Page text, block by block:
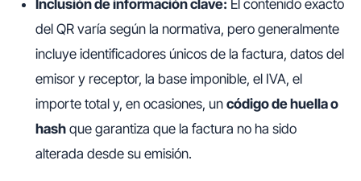
Inclusión de información clave: El contenido exacto
del QR varía según la normativa, pero generalmente
incluye identificadores únicos de la factura, datos del
emisor y receptor, la base imponible, el IVA, el
importe total y, en ocasiones, un código de huella o
hash que garantiza que la factura no ha sido
alterada desde su emisión.